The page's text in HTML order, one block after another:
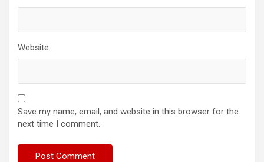
Website
Save my name, email, and website in this browser for the
next time I comment.